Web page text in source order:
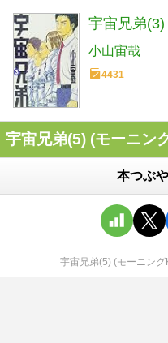
宇宙兄弟
小山宙哉
4431
宇宙兄弟(5) (モーニン
本つぶ
宇宙兄弟(5) (モーニング